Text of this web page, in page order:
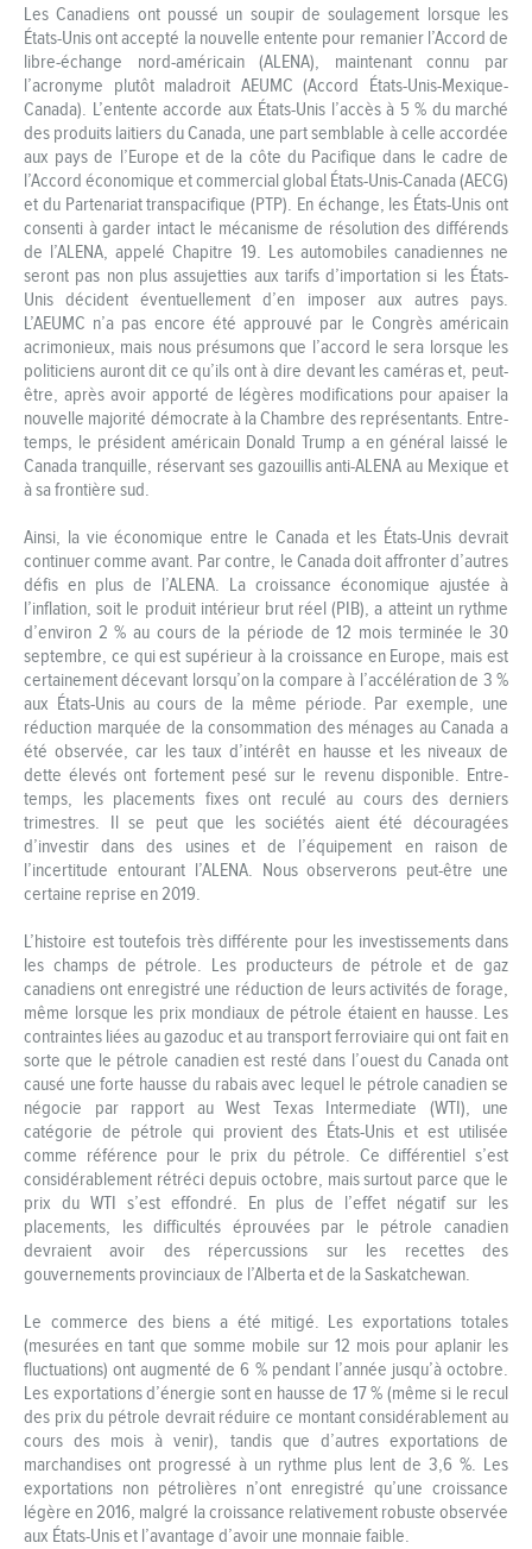
Les Canadiens ont poussé un soupir de soulagement lorsque les
États-Unis ont accepté la nouvelle entente pour remanier l’Accord de
libre-échange nord-américain (ALENA), maintenant connu par
l’acronyme plutôt maladroit AEUMC (Accord États-Unis-Mexique-
Canada). L’entente accorde aux États-Unis l’accès à 5 % du marché
des produits laitiers du Canada, une part semblable à celle accordée
aux pays de l’Europe et de la côte du Pacifique dans le cadre de
l’Accord économique et commercial global États-Unis-Canada (AECG)
et du Partenariat transpacifique (PTP). En échange, les États-Unis ont
consenti à garder intact le mécanisme de résolution des différends
de l’ALENA, appelé Chapitre 19. Les automobiles canadiennes ne
seront pas non plus assujetties aux tarifs d’importation si les États-
Unis décident éventuellement d’en imposer aux autres pays.
L’AEUMC n’a pas encore été approuvé par le Congrès américain
acrimonieux, mais nous présumons que l’accord le sera lorsque les
politiciens auront dit ce qu’ils ont à dire devant les caméras et, peut-
être, après avoir apporté de légères modifications pour apaiser la
nouvelle majorité démocrate à la Chambre des représentants. Entre-
temps, le président américain Donald Trump a en général laissé le
Canada tranquille, réservant ses gazouillis anti-ALENA au Mexique et
à sa frontière sud.
Ainsi, la vie économique entre le Canada et les États-Unis devrait
continuer comme avant. Par contre, le Canada doit affronter d’autres
défis en plus de l’ALENA. La croissance économique ajustée à
l’inflation, soit le produit intérieur brut réel (PIB), a atteint un rythme
d’environ 2 % au cours de la période de 12 mois terminée le 30
septembre, ce qui est supérieur à la croissance en Europe, mais est
certainement décevant lorsqu’on la compare à l’accélération de 3 %
aux États-Unis au cours de la même période. Par exemple, une
réduction marquée de la consommation des ménages au Canada a
été observée, car les taux d’intérêt en hausse et les niveaux de
dette élevés ont fortement pesé sur le revenu disponible. Entre-
temps, les placements fixes ont reculé au cours des derniers
trimestres. Il se peut que les sociétés aient été découragées
d’investir dans des usines et de l’équipement en raison de
l’incertitude entourant l’ALENA. Nous observerons peut-être une
certaine reprise en 2019.
L’histoire est toutefois très différente pour les investissements dans
les champs de pétrole. Les producteurs de pétrole et de gaz
canadiens ont enregistré une réduction de leurs activités de forage,
même lorsque les prix mondiaux de pétrole étaient en hausse. Les
contraintes liées au gazoduc et au transport ferroviaire qui ont fait en
sorte que le pétrole canadien est resté dans l’ouest du Canada ont
causé une forte hausse du rabais avec lequel le pétrole canadien se
négocie par rapport au West Texas Intermediate (WTI), une
catégorie de pétrole qui provient des États-Unis et est utilisée
comme référence pour le prix du pétrole. Ce différentiel s’est
considérablement rétréci depuis octobre, mais surtout parce que le
prix du WTI s’est effondré. En plus de l’effet négatif sur les
placements, les difficultés éprouvées par le pétrole canadien
devraient avoir des répercussions sur les recettes des
gouvernements provinciaux de l’Alberta et de la Saskatchewan.
Le commerce des biens a été mitigé. Les exportations totales
(mesurées en tant que somme mobile sur 12 mois pour aplanir les
fluctuations) ont augmenté de 6 % pendant l’année jusqu’à octobre.
Les exportations d’énergie sont en hausse de 17 % (même si le recul
des prix du pétrole devrait réduire ce montant considérablement au
cours des mois à venir), tandis que d’autres exportations de
marchandises ont progressé à un rythme plus lent de 3,6 %. Les
exportations non pétrolières n’ont enregistré qu’une croissance
légère en 2016, malgré la croissance relativement robuste observée
aux États-Unis et l’avantage d’avoir une monnaie faible.